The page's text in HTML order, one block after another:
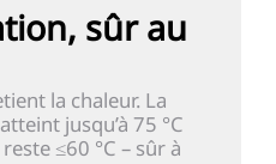
sûr au
la chaleur. La
jusqu’à 75 °C
≤60 °C – sûr à